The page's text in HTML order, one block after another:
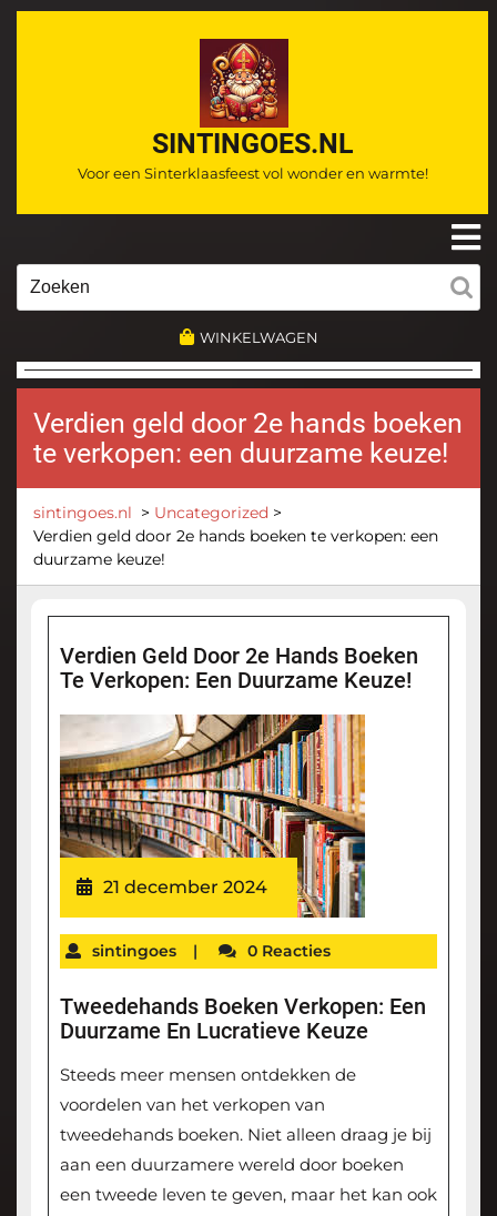
Ga
SINTINGOES.NL
Voor een Sinterklaasfeest vol wonder en warmte!
WINKELWAGEN
Verdien geld door 2e hands boeken
te verkopen: een duurzame keuze!
sintingoes.nl > Uncategorized >
Verdien geld door 2e hands boeken te verkopen: een
duurzame keuze!
Verdien Geld Door 2e Hands Boeken
Te Verkopen: Een Duurzame Keuze!
21 december 2024
sintingoes | 0 Reacties
Tweedehands Boeken Verkopen: Een
Duurzame En Lucratieve Keuze
Steeds meer mensen ontdekken de
voordelen van het verkopen van
tweedehands boeken. Niet alleen draag je bij
aan een duurzamere wereld door boeken
een tweede leven te geven, maar het kan ook